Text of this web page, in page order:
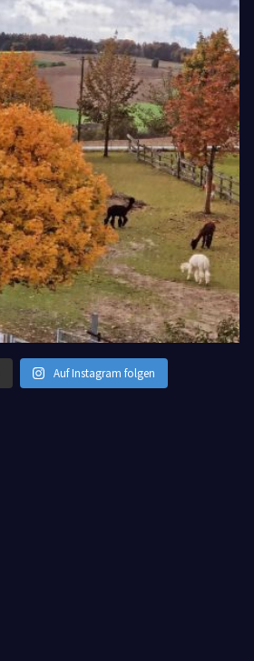
Auf Instagram folgen